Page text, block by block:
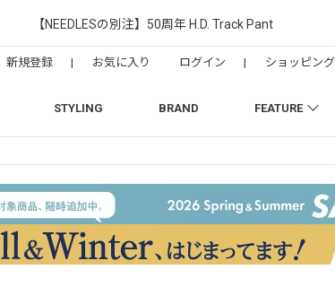
【NEEDLESの別注】50周年 H.D. Track Pant
STYLING BRAND FEATURE
新規登録 | お気に入り ログイン | ショッピン